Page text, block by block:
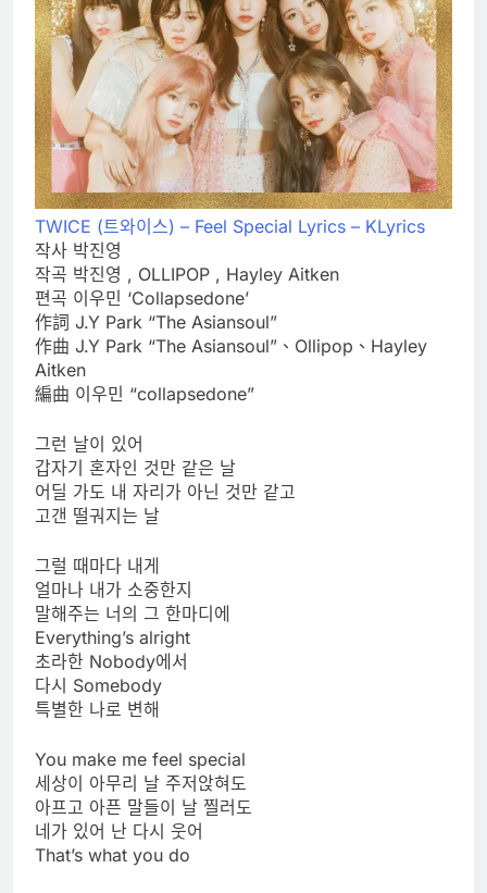
TWICE (트와이스) – Feel Special Lyrics – KLyrics
작사 박진영
작곡 박진영 , OLLIPOP , Hayley Aitken
편곡 이우민 ‘Collapsedone’
作詞 J.Y Park “The Asiansoul”
作曲 J.Y Park “The Asiansoul”、Ollipop、Hayley
Aitken
編曲 이우민 “collapsedone”
그런 날이 있어
갑자기 혼자인 것만 같은 날
어딜 가도 내 자리가 아닌 것만 같고
고갠 떨궈지는 날
그럴 때마다 내게
얼마나 내가 소중한지
말해주는 너의 그 한마디에
Everything’s alright
초라한 Nobody에서
다시 Somebody
특별한 나로 변해
You make me feel special
세상이 아무리 날 주저앉혀도
아프고 아픈 말들이 날 찔러도
네가 있어 난 다시 웃어
That’s what you do